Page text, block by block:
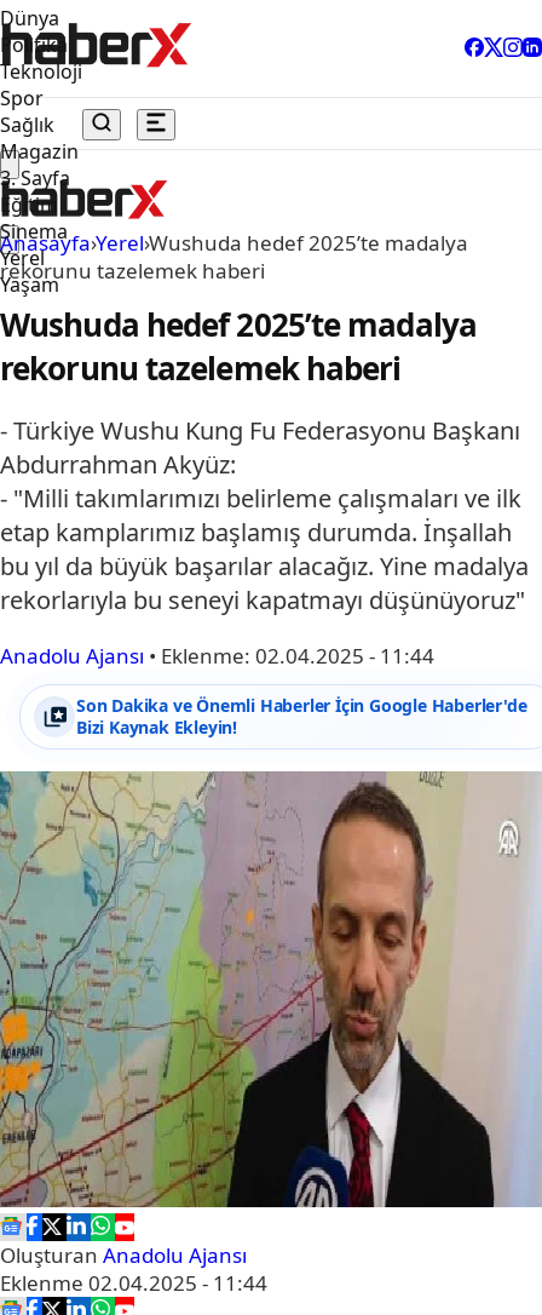
Dünya
Politika
Teknoloji
Spor
Sağlık
Magazin
3. Sayfa
Eğitim
Sinema
Yerel
Yaşam
Anasayfa›Yerel›Wushuda hedef 2025’te madalya
rekorunu tazelemek haberi
Wushuda hedef 2025’te madalya
rekorunu tazelemek haberi
- Türkiye Wushu Kung Fu Federasyonu Başkanı
Abdurrahman Akyüz:
- "Milli takımlarımızı belirleme çalışmaları ve ilk
etap kamplarımız başlamış durumda. İnşallah
bu yıl da büyük başarılar alacağız. Yine madalya
rekorlarıyla bu seneyi kapatmayı düşünüyoruz"
Anadolu Ajansı • Eklenme: 02.04.2025 - 11:44
Son Dakika ve Önemli Haberler İçin Google Haberler'de
Bizi Kaynak Ekleyin!
Oluşturan Anadolu Ajansı
Eklenme 02.04.2025 - 11:44